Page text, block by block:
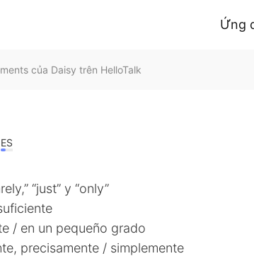
Ứng
của Daisy trên HelloTalk
ES
“just” y “only”
/ en un pequeño grado
precisamente / simplemente